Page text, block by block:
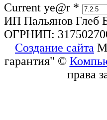
Current ye@r *
ИП Пальянов Глеб
ОГРНИП:
Создание сайта
гарантия" ©
права